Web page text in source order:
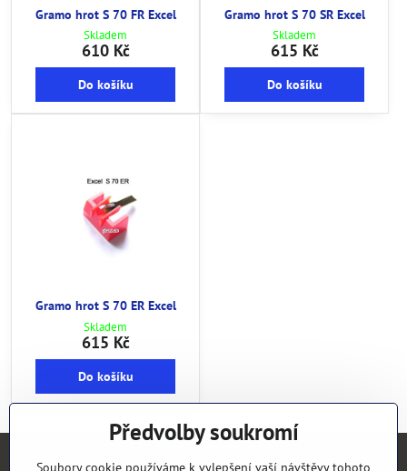
Gramo hrot S 70 FR Excel
Skladem
610 Kč
Do košíku
Gramo hrot S 70 SR Excel
Skladem
615 Kč
Do košíku
Gramo hrot S 70 ER Excel
Skladem
615 Kč
Do košíku
Předvolby soukromí
Soubory cookie používáme k vylepšení vaší návštěvy tohoto